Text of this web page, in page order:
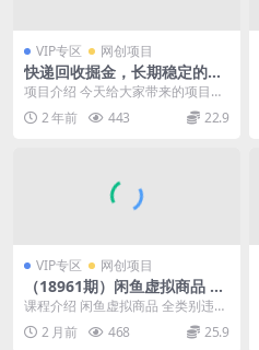
VIP专区 网创项目
快递回收掘金，长期稳定的副
业，轻松日入2000+，新手小
项目介绍 今天给大家带来的项目是
《快递回收掘金，长期稳定的副
业，新手小白当天上手...
2 年前 443 22.9
VIP专区 网创项目
（18961期）闲鱼虚拟商品 全
类别违规敏感词清单（2026最
新），卖教程/AI资料/剪辑制
版类必避
课程介绍 闲鱼虚拟商品 全类别违规
敏感词清单（2026最新），卖教程/
AI资料/...
2 月前 468 25.9